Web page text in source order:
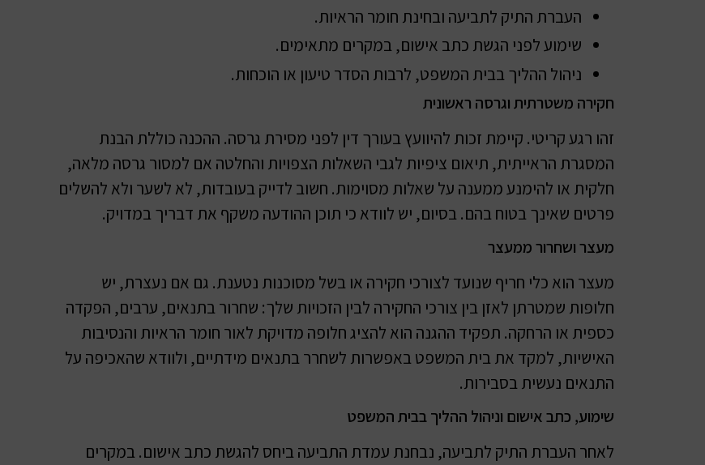
העברת התיק לתביעה ובחינת חומר הראיות.
שימוע לפני הגשת כתב אישום, במקרים מתאימים.
ניהול ההליך בבית המשפט, לרבות הסדר טיעון או הוכחות.
חקירה משטרתית וגרסה ראשונית
זהו רגע קריטי. קיימת זכות להיוועץ בעורך דין לפני מסירת גרסה. ההכנה כוללת הבנת
המסגרת הראייתית, תיאום ציפיות לגבי השאלות הצפויות והחלטה אם למסור גרסה מלאה,
חלקית או להימנע ממענה על שאלות מסוימות. חשוב לדייק בעובדות, לא לשער ולא להשלים
פרטים שאינך בטוח בהם. בסיום, יש לוודא כי תוכן ההודעה משקף את דבריך במדויק.
מעצר ושחרור ממעצר
מעצר הוא כלי חריף שנועד לצורכי חקירה או בשל מסוכנות נטענת. גם אם נעצרת, יש
חלופות שמטרתן לאזן בין צורכי החקירה לבין הזכויות שלך: שחרור בתנאים, ערבים, הפקדה
כספית או הרחקה. תפקיד ההגנה הוא להציג חלופה מדויקת לאור חומר הראיות והנסיבות
האישיות, למקד את בית המשפט באפשרות לשחרר בתנאים מידתיים, ולוודא שהאכיפה על
התנאים נעשית בסבירות.
שימוע, כתב אישום וניהול ההליך בבית המשפט
לאחר העברת התיק לתביעה, נבחנת עמדת התביעה ביחס להגשת כתב אישום. במקרים